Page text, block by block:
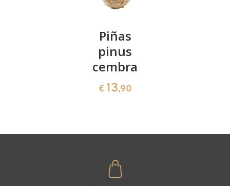
Piñas
pinus
cembra
€ 13,90